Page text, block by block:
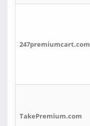
247premiumcart.com
TakePremium.com